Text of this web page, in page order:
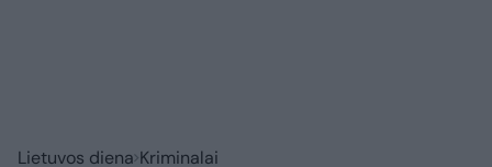
Lietuvos diena Kriminalai